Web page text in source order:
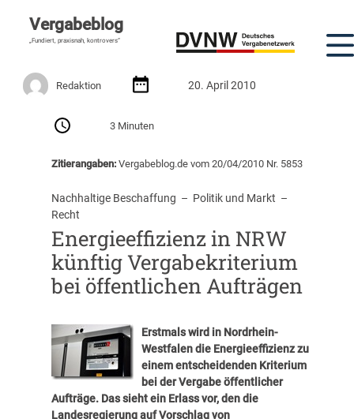
Vergabeblog
„Fundiert, praxisnah, kontrovers“
Redaktion 20. April 2010
3 Minuten
Zitierangaben:Vergabeblog.de vom 20/04/2010 Nr. 5853
Nachhaltige Beschaffung
  –
Politik und Markt
Recht
Energieeffizienz in NRW
künftig Vergabekriterium
bei öffentlichen Aufträgen
Erstmals wird in Nordrhein-
Westfalen die Energieeffizienz zu
einem entscheidenden Kriterium
bei der Vergabe öffentlicher
Aufträge. Das sieht ein Erlass vor, den die
Landesregierung auf Vorschlag von